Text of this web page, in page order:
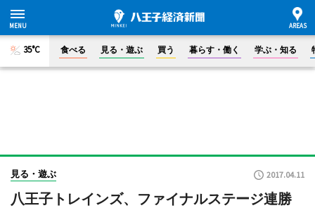
35°C 食べる 見る・遊ぶ 買う 暮らす・働く 学ぶ・知る
見る・遊ぶ 2017.04.11
八王子トレインズ、ファイナルステージ連勝